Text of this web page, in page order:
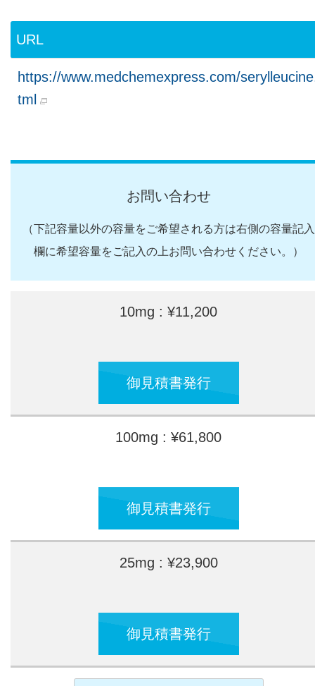
URL
https://www.medchemexpress.com/
tml
お問い合わせ
（下記容量以外の容量をご希望される方は右側の容量記入
欄に希望容量をご記入の上お問い合わせください。）
10mg : ¥11,200
御見積書発行
100mg : ¥61,800
御見積書発行
25mg : ¥23,900
御見積書発行